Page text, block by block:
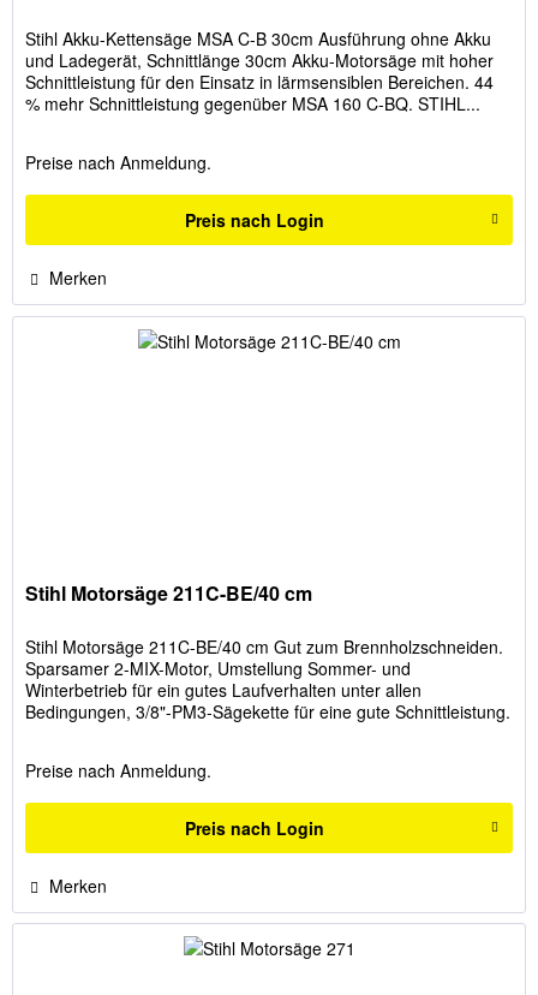
Stihl Akku-Kettensäge MSA C-B 30cm Ausführung ohne Akku
und Ladegerät, Schnittlänge 30cm Akku-Motorsäge mit hoher
Schnittleistung für den Einsatz in lärmsensiblen Bereichen. 44
% mehr Schnittleistung gegenüber MSA 160 C-BQ. STIHL...
Preise nach Anmeldung.
Preis nach Login
Merken
Stihl Motorsäge 211C-BE/40 cm
Stihl Motorsäge 211C-BE/40 cm Gut zum Brennholzschneiden.
Sparsamer 2-MIX-Motor, Umstellung Sommer- und
Winterbetrieb für ein gutes Laufverhalten unter allen
Bedingungen, 3/8"-PM3-Sägekette für eine gute Schnittleistung.
Preise nach Anmeldung.
Preis nach Login
Merken